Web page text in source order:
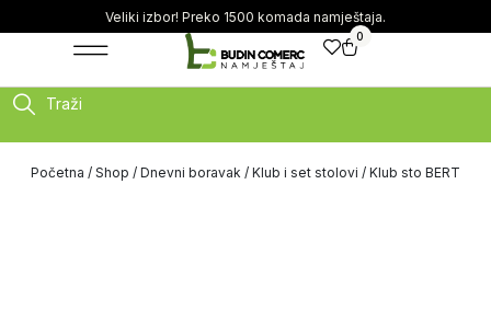
Veliki izbor! Preko 1500 komada namještaja.
0
Traži
Početna / Shop / Dnevni boravak / Klub i set stolovi / Klub sto BERT